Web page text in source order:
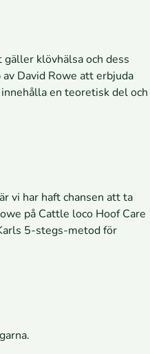
klövhälsa och dess
David Rowe att erbjuda
en teoretisk del och
vi har haft chansen att ta
på Cattle loco Hoof Care
5-stegs-metod för